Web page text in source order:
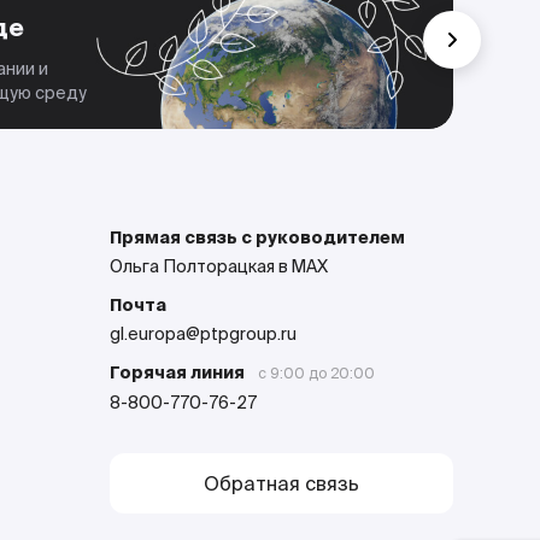
и
среду
Прямая связь с руководителем
Ольга Полторацкая в MAX
Почта
gl.europa@ptpgroup.ru
Горячая линия
с 9:00 до 20:00
8-800-770-76-27
Обратная связь